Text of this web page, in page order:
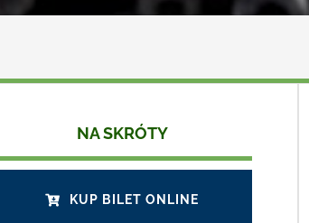
NA SKRÓTY
KUP BILET ONLINE